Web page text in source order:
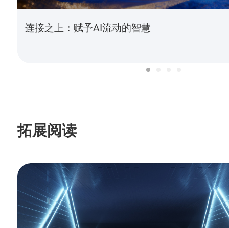
连接之上：赋予AI流动的智慧
拓展阅读